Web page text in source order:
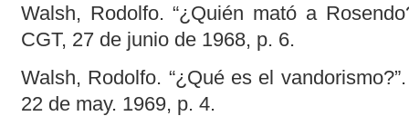
Walsh, Rodolfo. “¿Quién mató a
CGT, 27 de junio de 1968, p. 6.
Walsh, Rodolfo. “¿Qué es el
22 de may. 1969, p. 4.